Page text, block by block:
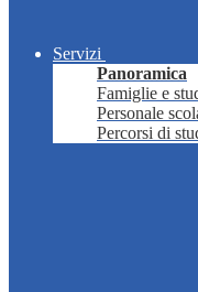
Servizi
Panoramica
Famiglie e
Personale
Percorsi di